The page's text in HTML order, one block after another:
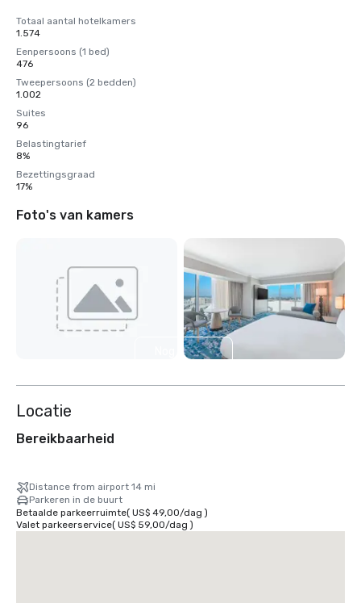
Totaal aantal hotelkamers
1.574
Eenpersoons (1 bed)
476
Tweepersoons (2 bedden)
1.002
Suites
96
Belastingtarief
8%
Bezettingsgraad
17%
Foto's van kamers
Nog 9
Locatie
Bereikbaarheid
Distance from airport 14 mi
Parkeren in de buurt
Betaalde parkeerruimte( US$ 49,00/dag )
Valet parkeerservice( US$ 59,00/dag )